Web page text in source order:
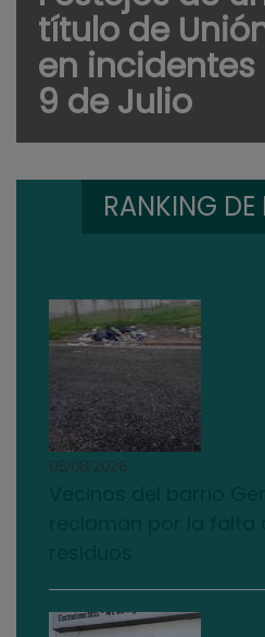
título de
en incidentes
9 de Julio
RANKING
05/08/2026